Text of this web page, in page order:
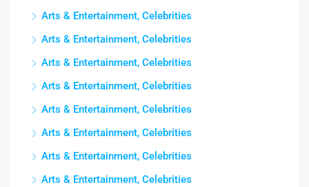
Arts & Entertainment, Celebrities
Arts & Entertainment, Celebrities
Arts & Entertainment, Celebrities
Arts & Entertainment, Celebrities
Arts & Entertainment, Celebrities
Arts & Entertainment, Celebrities
Arts & Entertainment, Celebrities
Arts & Entertainment, Celebrities